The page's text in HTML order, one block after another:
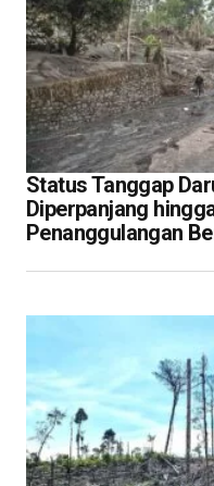
Status Tanggap
Diperpanjang
Penanggulangan